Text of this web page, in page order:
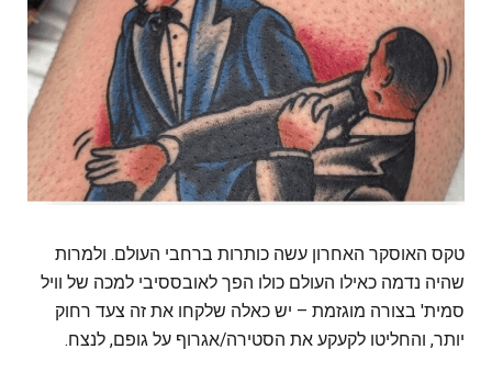
טקס האוסקר האחרון עשה כותרות ברחבי העולם. ולמרות
שהיה נדמה כאילו העולם כולו הפך לאובססיבי למכה של וויל
סמית' בצורה מוגזמת – יש כאלה שלקחו את זה צעד רחוק
יותר, והחליטו לקעקע את הסטירה/אגרוף על גופם, לנצח.